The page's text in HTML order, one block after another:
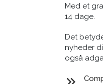
Med et
14 dage.
Det
nyheder
også